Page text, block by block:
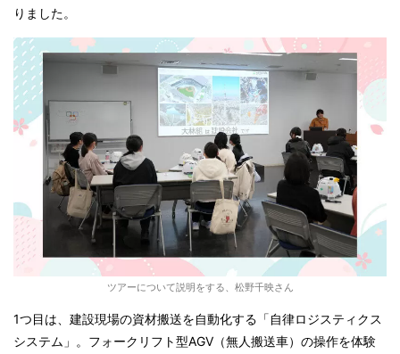
りました。
ツアーについて説明をする、松野千映さん
1つ目は、建設現場の資材搬送を自動化する「自律ロジスティクス
システム」。フォークリフト型AGV（無人搬送車）の操作を体験